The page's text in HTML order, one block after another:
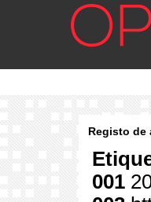
Registo de
001